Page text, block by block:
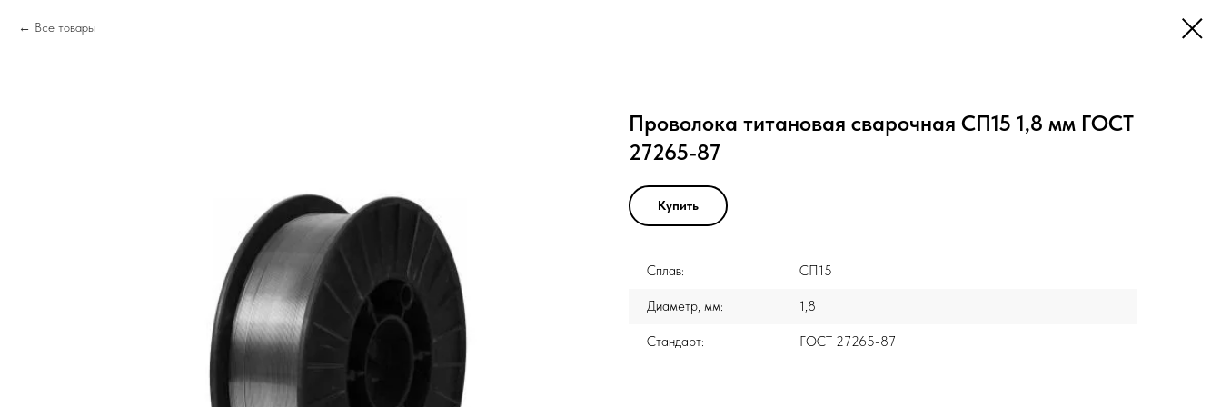
Все товары
Проволока титановая сварочная СП15 1,8 мм ГОСТ
27265-87
Купить
Сплав: СП15
Диаметр, мм: 1,8
Стандарт: ГОСТ 27265-87